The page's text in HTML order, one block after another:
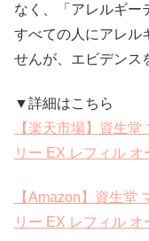
なく、「アレルギー
すべての人にアレル
せんが、エビデンス
▼詳細はこちら
【楽天市場】資生
リー EX レフィル オ
【Amazon】資生堂
リー EX レフィル オ